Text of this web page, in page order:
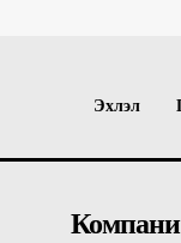
Эхлэл
Компани